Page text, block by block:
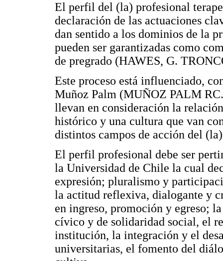
El perfil del (la) profesional
declaración de las actuaciones
dan sentido a los dominios de la
pueden ser garantizadas como
de pregrado (HAWES, G.
Este proceso está influenciado,
Muñoz Palm (MUÑOZ PALM
llevan en consideración la
histórico y una cultura que van
distintos campos de acción del
El perfil profesional debe ser
la Universidad de Chile la cual
expresión; pluralismo y
la actitud reflexiva, dialogante y
en ingreso, promoción y egreso;
cívico y de solidaridad social, el
institución, la integración y el
universitarias, el fomento del